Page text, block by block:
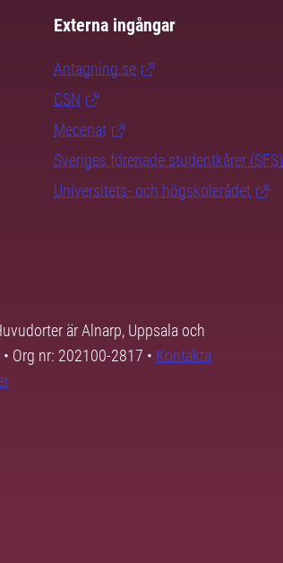
Externa ingångar
Antagning.se
CSN
Mecenat
Sveriges förenade studentkårer (SFS)
Universitets- och högskolerådet
är Alnarp, Uppsala och
Org nr: 202100-2817 • Kontakta